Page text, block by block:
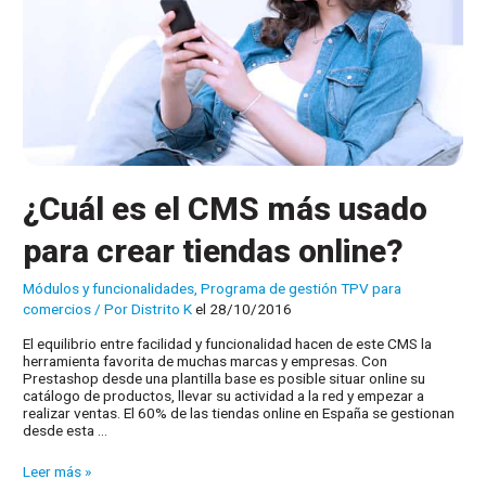
¿Cuál es el CMS más usado
para crear tiendas online?
Módulos y funcionalidades ,Programa de gestión TPV para
comercios / PorDistrito Kel 28/10/2016
El equilibrio entre facilidad y funcionalidad hacen de este CMS la
herramienta favorita de muchas marcas y empresas. Con
Prestashop desde una plantilla base es posible situar online su
catálogo de productos, llevar su actividad a la red y empezar a
realizar ventas. El 60% de las tiendas online en España se gestionan
desde esta …
¿Cuál
Leer más »